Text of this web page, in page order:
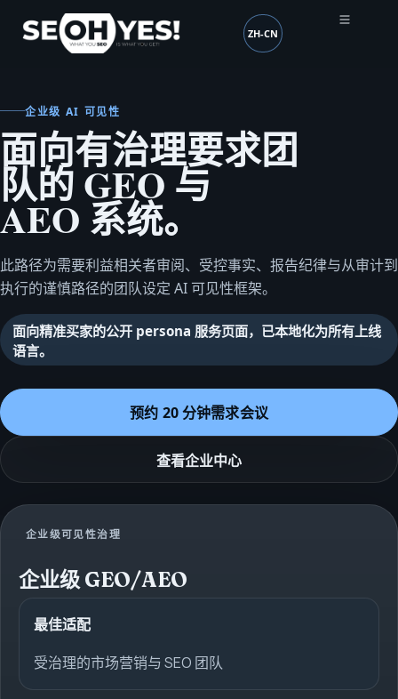
SEOH 语言 (mobile header)
ZH-CN
企业级 AI 可见性
面向有治理要求团
队的 GEO 与
AEO 系统。
此路径为需要利益相关者审阅、受控事实、报告纪律与从审计到
执行的谨慎路径的团队设定 AI 可见性框架。
面向精准买家的公开 persona 服务页面，已本地化为所有上线
语言。
预约 20 分钟需求会议
查看企业中心
企业级可见性治理
企业级 GEO/AEO
最佳适配
受治理的市场营销与 SEO 团队